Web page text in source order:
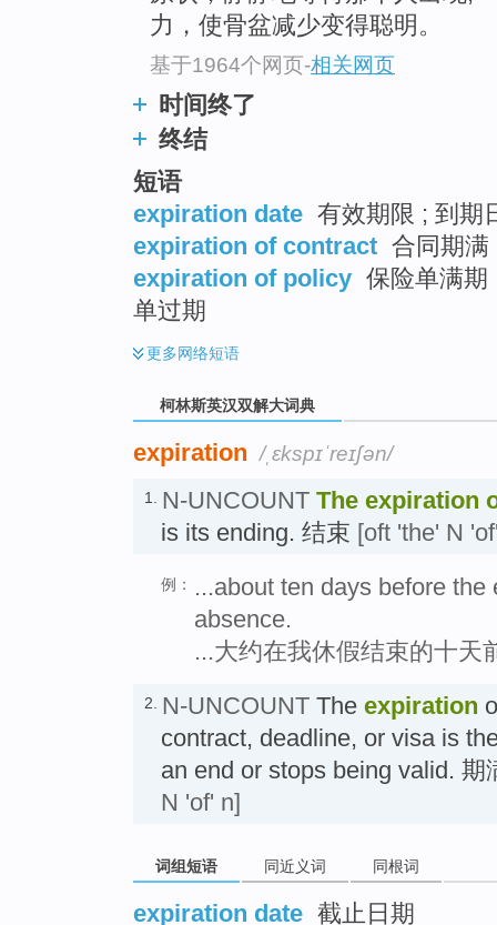
力，使骨盆减少变得聪明。
基于1964个网页-相关网页
时间终了
终结
短语
expiration date 有效期限 ; 到期
expiration of contract 合同期满
expiration of policy 保险单满
单过期
更多网络短语
柯林斯英汉双解大词典
expiration /ˌɛkspɪˈreɪʃən/
1. N-UNCOUNT The expiration
is its ending. 结束 [oft 'the' N
例：
...about ten days before
absence.
...大约在我休假结束的十天
2. N-UNCOUNT The expiration
contract, deadline, or visa is
an end or stops being valid.
N 'of' n]
词组短语 同近义词 同根词
expiration date 截止日期